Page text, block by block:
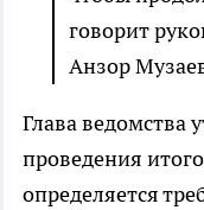
говорит
Анзор
Глава ведомства
проведения
определяется